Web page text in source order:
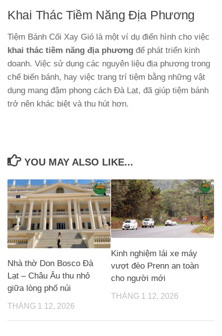
Khai Thác Tiềm Năng Địa Phương
Tiệm Bánh Cối Xay Gió là một ví dụ điển hình cho việc
khai thác tiềm năng địa phương để phát triển kinh
doanh. Việc sử dụng các nguyên liệu địa phương trong
chế biến bánh, hay việc trang trí tiệm bằng những vật
dụng mang đậm phong cách Đà Lạt, đã giúp tiệm bánh
trở nên khác biệt và thu hút hơn.
YOU MAY ALSO LIKE...
Nhà thờ Don Bosco Đà
Lạt – Châu Âu thu nhỏ
giữa lòng phố núi
THÁNG 1 12, 2026
Kinh nghiệm lái xe máy
vượt đèo Prenn an toàn
cho người mới
THÁNG 1 12, 2026